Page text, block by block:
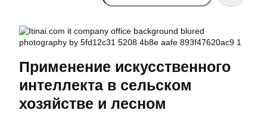
Применение искусственного
интеллекта в сельском
хозяйстве и лесном